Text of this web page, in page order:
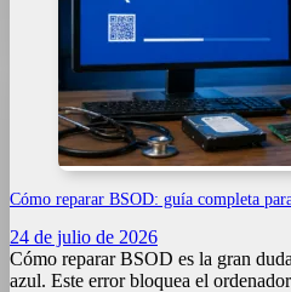
Cómo reparar BSOD: guía completa
24 de julio de 2026
Cómo reparar BSOD es la gran
azul. Este error bloquea el